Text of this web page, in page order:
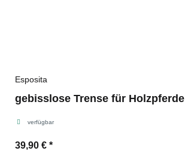
Esposita
gebisslose Trense für Holzpferde
verfügbar
39,90 € *